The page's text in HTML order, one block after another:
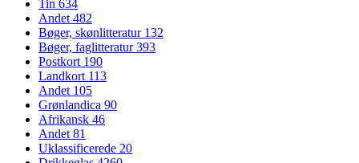
Tin 634
Andet482
Bøger, skønlitteratur 132
Bøger, faglitteratur393
Postkort 190
Landkort 113
Andet 105
Grønlandica 90
Afrikansk 46
Andet81
Uklassificerede 20